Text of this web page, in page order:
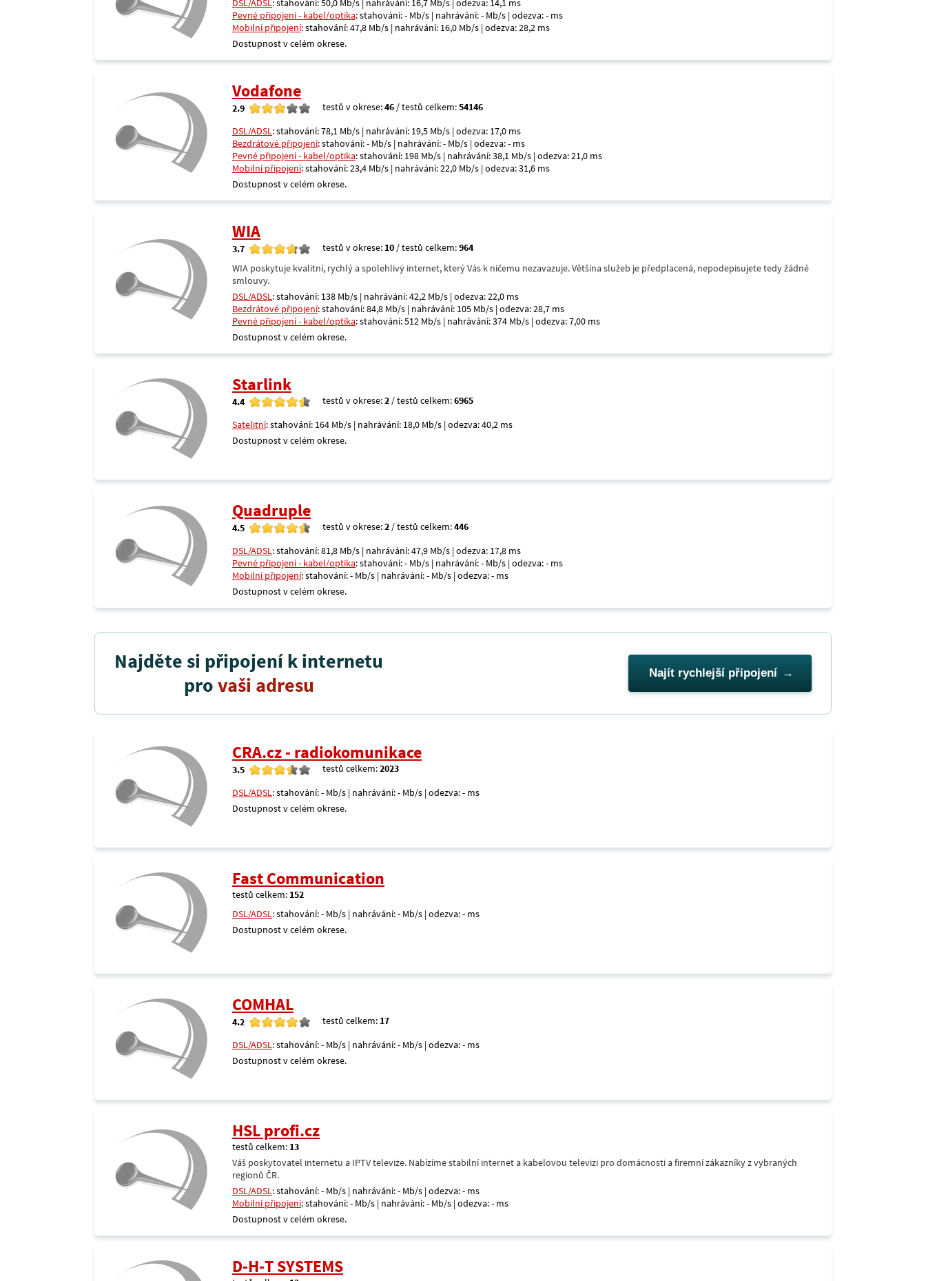
DSL/ADSL: stahování: 50,0 Mb/s | nahrávání: 16,7 Mb/s | odezva: 14,1 ms
Pevné připojení - kabel/optika: stahování: - Mb/s | nahrávání: - Mb/s | odezva: - ms
Mobilní připojení: stahování: 47,8 Mb/s | nahrávání: 16,0 Mb/s | odezva: 28,2 ms
Dostupnost v celém okrese.
Vodafone
2.9 testů v okrese:46 / testů celkem:54146
DSL/ADSL: stahování: 78,1 Mb/s | nahrávání: 19,5 Mb/s | odezva: 17,0 ms
Bezdrátové připojení: stahování: - Mb/s | nahrávání: - Mb/s | odezva: - ms
Pevné připojení - kabel/optika: stahování: 198 Mb/s | nahrávání: 38,1 Mb/s | odezva: 21,0 ms
Mobilní připojení: stahování: 23,4 Mb/s | nahrávání: 22,0 Mb/s | odezva: 31,6 ms
Dostupnost v celém okrese.
WIA
3.7 testů v okrese: 10 / testů celkem:964
WIA poskytuje kvalitní, rychlý a spolehlivý internet, který Vás k ničemu nezavazuje. Většina služeb je předplacená, nepodepisujete tedy žádné
smlouvy.
DSL/ADSL: stahování: 138 Mb/s | nahrávání: 42,2 Mb/s | odezva: 22,0 ms
Bezdrátové připojení: stahování: 84,8 Mb/s | nahrávání: 105 Mb/s | odezva: 28,7 ms
Pevné připojení - kabel/optika: stahování: 512 Mb/s | nahrávání: 374 Mb/s | odezva: 7,00 ms
Dostupnost v celém okrese.
Starlink
4.4 testů v okrese:2 / testů celkem:6965
Satelitní: stahování: 164 Mb/s | nahrávání: 18,0 Mb/s | odezva: 40,2 ms
Dostupnost v celém okrese.
Quadruple
4.5 testů v okrese:2 / testů celkem:446
DSL/ADSL: stahování: 81,8 Mb/s | nahrávání: 47,9 Mb/s | odezva: 17,8 ms
Pevné připojení - kabel/optika: stahování: - Mb/s | nahrávání: - Mb/s | odezva: - ms
Mobilní připojení: stahování: - Mb/s | nahrávání: - Mb/s | odezva: - ms
Dostupnost v celém okrese.
Najděte si připojení k internetu
provaši adresu Najít rychlejší připojení
CRA.cz - radiokomunikace
3.5 testů celkem:2023
DSL/ADSL: stahování: - Mb/s | nahrávání: - Mb/s | odezva: - ms
Dostupnost v celém okrese.
Fast Communication
testů celkem: 152
DSL/ADSL: stahování: - Mb/s | nahrávání: - Mb/s | odezva: - ms
Dostupnost v celém okrese.
COMHAL
4.2 testů celkem: 17
DSL/ADSL: stahování: - Mb/s | nahrávání: - Mb/s | odezva: - ms
Dostupnost v celém okrese.
HSL profi.cz
testů celkem: 13
Váš poskytovatel internetu a IPTV televize. Nabízíme stabilní internet a kabelovou televizi pro domácnosti a firemní zákazníky z vybraných
regionů ČR.
DSL/ADSL: stahování: - Mb/s | nahrávání: - Mb/s | odezva: - ms
Mobilní připojení: stahování: - Mb/s | nahrávání: - Mb/s | odezva: - ms
Dostupnost v celém okrese.
D-H-T SYSTEMS